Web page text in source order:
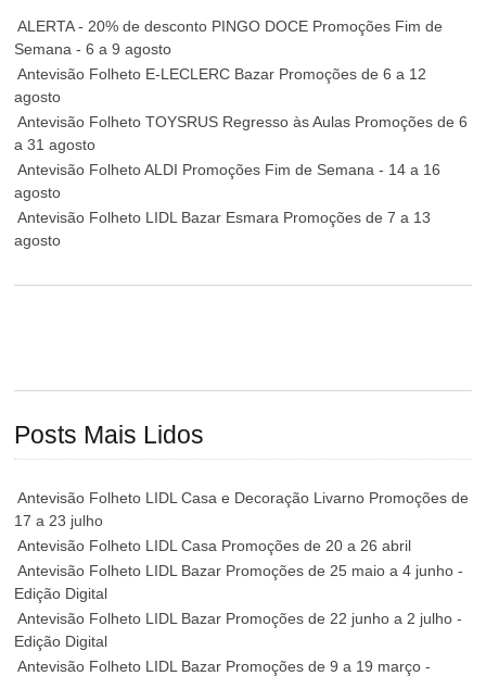
ALERTA - 20% de desconto PINGO DOCE Promoções Fim de
Semana - 6 a 9 agosto
Antevisão Folheto E-LECLERC Bazar Promoções de 6 a 12
agosto
Antevisão Folheto TOYSRUS Regresso às Aulas Promoções de 6
a 31 agosto
Antevisão Folheto ALDI Promoções Fim de Semana - 14 a 16
agosto
Antevisão Folheto LIDL Bazar Esmara Promoções de 7 a 13
agosto
Posts Mais Lidos
Antevisão Folheto LIDL Casa e Decoração Livarno Promoções de
17 a 23 julho
Antevisão Folheto LIDL Casa Promoções de 20 a 26 abril
Antevisão Folheto LIDL Bazar Promoções de 25 maio a 4 junho -
Edição Digital
Antevisão Folheto LIDL Bazar Promoções de 22 junho a 2 julho -
Edição Digital
Antevisão Folheto LIDL Bazar Promoções de 9 a 19 março -